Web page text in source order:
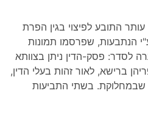
התובע לפיצוי בגין הפרת
הנתבעות, שפרסמו תמונות
ללא מתן קרדיט. הערה לסדר: פסק-הדין ניתן בצוותא
ברישא, לאור זהות בעלי הדין,
שבמחלוקת. בשתי התביעות